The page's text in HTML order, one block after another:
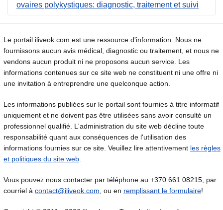
ovaires polykystiques: diagnostic, traitement et suivi
Le portail iliveok.com est une ressource d'information. Nous ne
fournissons aucun avis médical, diagnostic ou traitement, et nous ne
vendons aucun produit ni ne proposons aucun service. Les
informations contenues sur ce site web ne constituent ni une offre ni
une invitation à entreprendre une quelconque action.
Les informations publiées sur le portail sont fournies à titre informatif
uniquement et ne doivent pas être utilisées sans avoir consulté un
professionnel qualifié. L'administration du site web décline toute
responsabilité quant aux conséquences de l'utilisation des
informations fournies sur ce site. Veuillez lire attentivement les règles
et politiques du site web
Vous pouvez nous contacter par téléphone au +370 661 08215, par
courriel à contact@iliveok.com , ou en remplissant le formulaire!